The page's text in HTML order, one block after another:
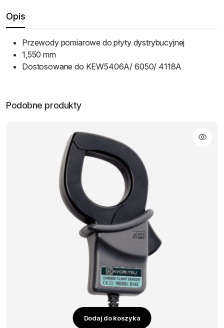
Opis
Przewody pomiarowe do płyty dystrybucyjnej
1,550 mm
Dostosowane do KEW5406A/ 6050/ 4118A
Podobne produkty
Dodaj do koszyka